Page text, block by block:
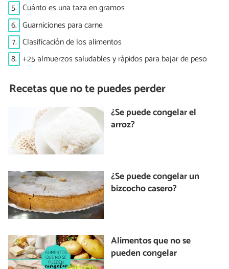
5. Cuánto es una taza en gramos
6. Guarniciones para carne
7. Clasificación de los alimentos
8. +25 almuerzos saludables y rápidos para bajar de peso
Recetas que no te puedes perder
¿Se puede congelar el
arroz?
¿Se puede congelar un
bizcocho casero?
Alimentos que no se
pueden congelar